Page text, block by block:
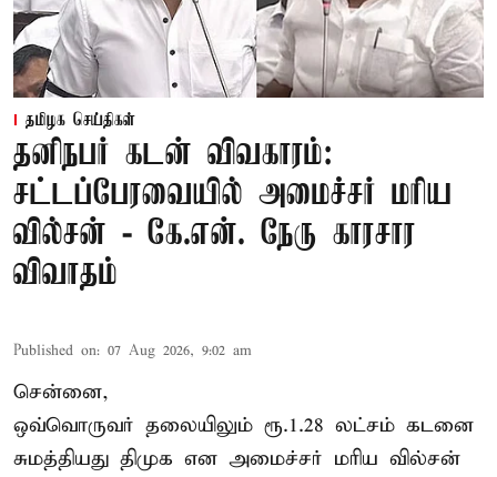
தமிழக செய்திகள்
தனிநபர் கடன் விவகாரம்:
சட்டப்பேரவையில் அமைச்சர் மரிய
வில்சன் - கே.என். நேரு காரசார
விவாதம்
Published on: 07 Aug 2026, 9:02 am
சென்னை,
ஒவ்வொருவர் தலையிலும் ரூ.1.28 லட்சம் கடனை
சுமத்தியது திமுக என அமைச்சர் மரிய வில்சன்